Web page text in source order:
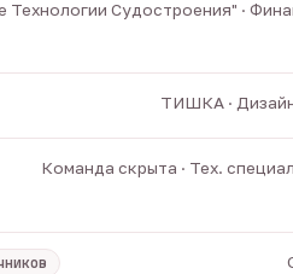
Технологии Судостроения" ·
ТИШКА ·
Команда скрыта · Тех.